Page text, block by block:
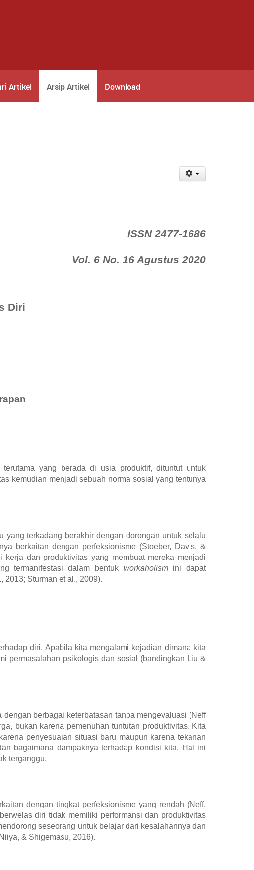
Artikel Arsip Artikel Download
ISSN 2477-1686
Vol. 6 No. 16 Agustus 2020
Diri
yang berada di usia produktif, dituntut untuk
kemudian menjadi sebuah norma sosial yang tentunya
yang terkadang berakhir dengan dorongan untuk selalu
berkaitan dengan perfeksionisme (Stoeber, Davis, &
kerja dan produktivitas yang membuat mereka menjadi
termanifestasi dalam bentuk workaholism ini dapat
2013; Sturman et al., 2009).
diri. Apabila kita mengalami kejadian dimana kita
permasalahan psikologis dan sosial (bandingkan Liu &
berbagai keterbatasan tanpa mengevaluasi (Neff
bukan karena pemenuhan tuntutan produktivitas. Kita
penyesuaian situasi baru maupun karena tekanan
bagaimana dampaknya terhadap kondisi kita. Hal ini
terganggu.
dengan tingkat perfeksionisme yang rendah (Neff,
diri tidak memiliki performansi dan produktivitas
seseorang untuk belajar dari kesalahannya dan
& Shigemasu, 2016).